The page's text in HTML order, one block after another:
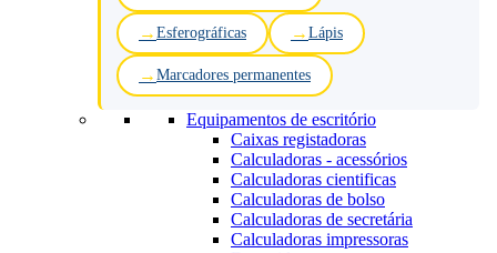
Esferográficas Lápis
Marcadores permanentes
Equipamentos de escritório
Caixas registadoras
Calculadoras - acessórios
Calculadoras cientificas
Calculadoras de bolso
Calculadoras de secretária
Calculadoras impressoras